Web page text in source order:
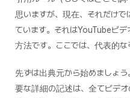
思いますが、現在、それだけ
ています。それはYouTubeビ
方法です。ここでは、代表的な
先ずは出典元から始めましょ
要な詳細の記述は、全てビデ